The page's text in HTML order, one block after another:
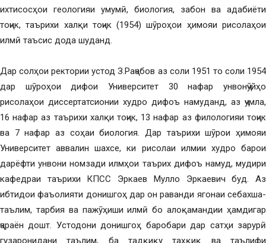
ихтисосҳои геологияи умумӣ, биология, забон ва адабиёти
тоҷик, таърихи халқи тоҷик (1954) шӯроҳои ҳимояи рисолаҳои
илмӣ таъсис дода шуданд.
Дар солҳои ректории устод З.Раҷабов аз соли 1951 то соли 1954
дар шӯроҳои дифои Университет 30 нафар унвонҷӯйҳо
рисолаҳои диссертатсионии худро дифоъ намуданд, аз ҷумла,
16 нафар аз таърихи халқи тоҷик, 13 нафар аз филологияи тоҷик
ва 7 нафар аз соҳаи биология. Дар таърихи шӯрои ҳимояи
Университет аввалин шахсе, ки рисолаи илмии худро барои
дарёфти унвони номзади илмҳои таърих дифоъ намуд, мудири
кафедраи таърихи КПСС Эркаев Мулло Эркаевич буд. Аз
ибтидои фаъолияти донишгоҳ дар он раванди ягонаи себахша-
таълим, тарбия ва пажӯҳиши илмӣ бо алоқамандии ҳамдигар
ҷараён дошт. Устодони донишгоҳ баробари дар сатҳи зарурӣ
гузаронидани таълим, ба тадқиқу таҳқиқ ва таълифи